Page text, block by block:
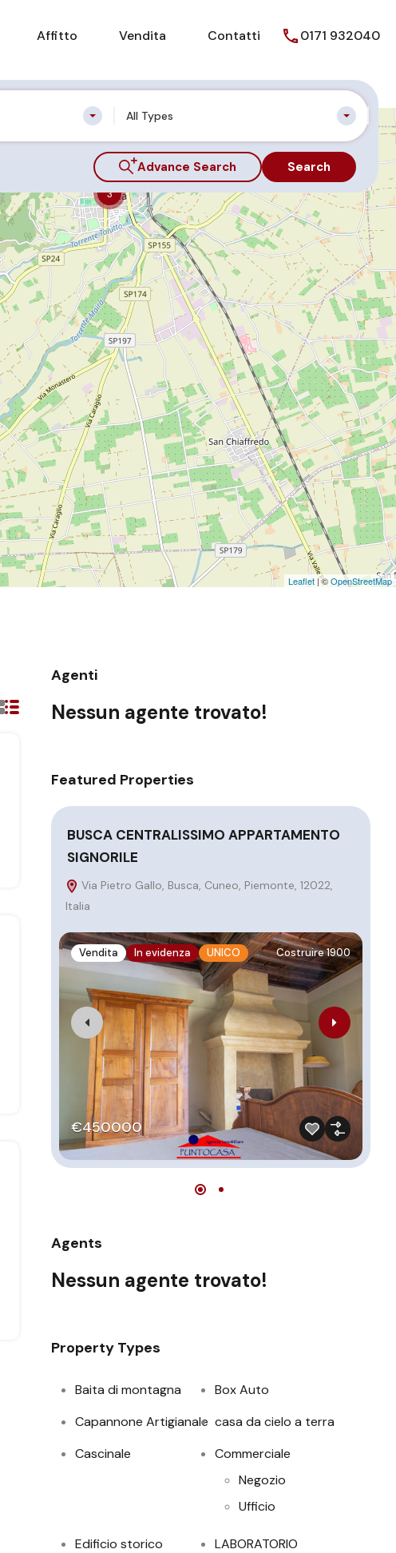
Affitto Vendita Contatti 0171 932040
All Types
Advance Search Search
3
Leaflet | ©OpenStreetMap
Agenti
Nessun agente trovato!
Featured Properties
BUSCA CENTRALISSIMO APPARTAMENTO
SIGNORILE
Via Pietro Gallo, Busca, Cuneo, Piemonte, 12022,
Italia
Vendita In evidenza UNICO Costruire 1900
€450000
Agents
Nessun agente trovato!
Property Types
Baita di montagna
Box Auto
Capannone Artigianale casa da cielo a terra
Cascinale
Commerciale
Negozio
Ufficio
Edificio storico
LABORATORIO